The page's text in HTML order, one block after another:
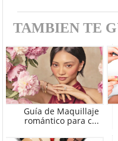
TAMBIEN TE
Guía de Maquillaje
romántico para c...